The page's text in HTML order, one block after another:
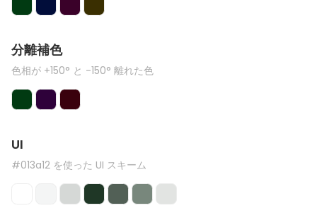
分離補色
色相が +150° と -150° 離れた色
UI
#013a12 を使った UI スキーム